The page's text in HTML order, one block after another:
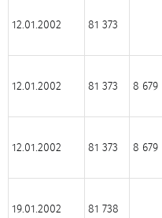
12.01.2002 81 373
12.01.2002 81 373 8 679
12.01.2002 81 373 8 679
19.01.2002 81 738